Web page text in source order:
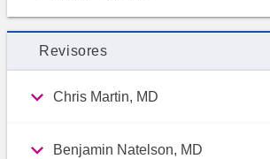
Revisores
Chris Martin, MD
Benjamin Natelson, MD